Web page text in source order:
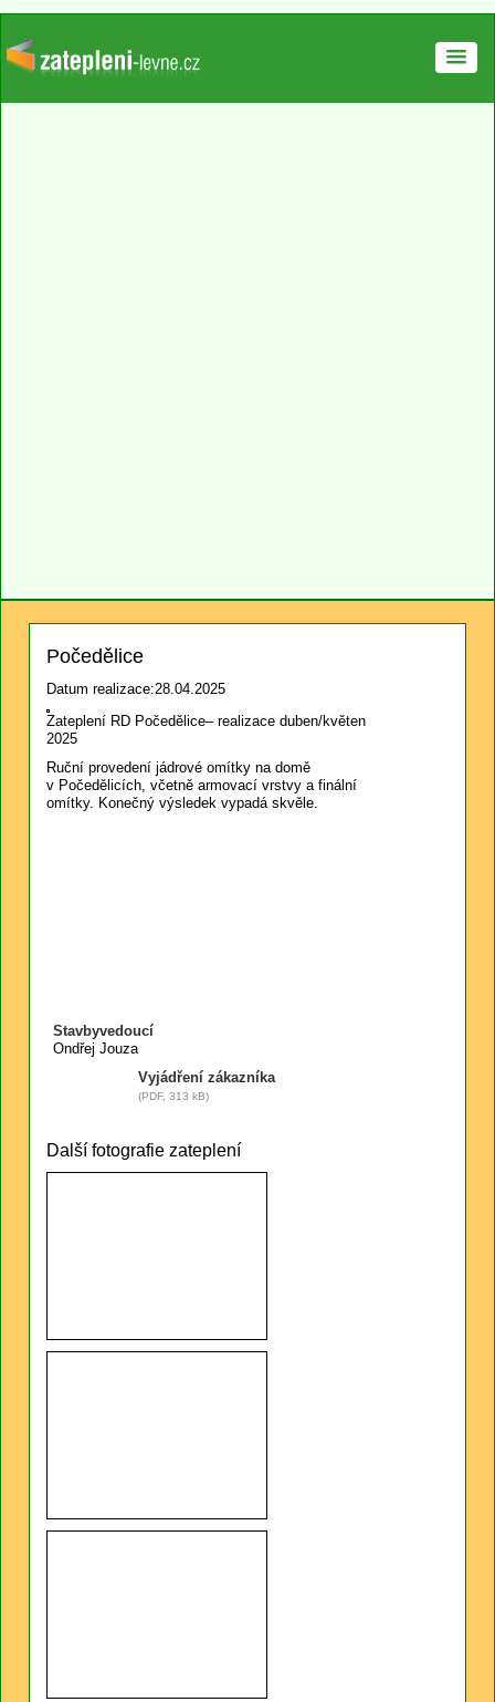
Počedělice
Datum realizace:28.04.2025
Zateplení RD Počedělice– realizace duben/květen
2025
Ruční provedení jádrové omítky na domě
v Počedělicích, včetně armovací vrstvy a finální
omítky. Konečný výsledek vypadá skvěle.
Stavbyvedoucí
Ondřej Jouza
Vyjádření zákazníka
(PDF, 313 kB)
Další fotografie zateplení